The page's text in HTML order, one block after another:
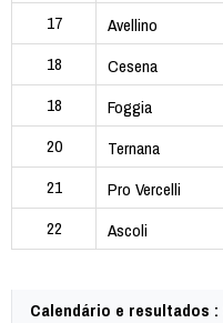
17
Avellino
18
Cesena
18
Foggia
20
Ternana
21
Pro Vercelli
22
Ascoli
Calendário e resultados :